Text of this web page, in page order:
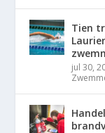
Tien
jul 30,